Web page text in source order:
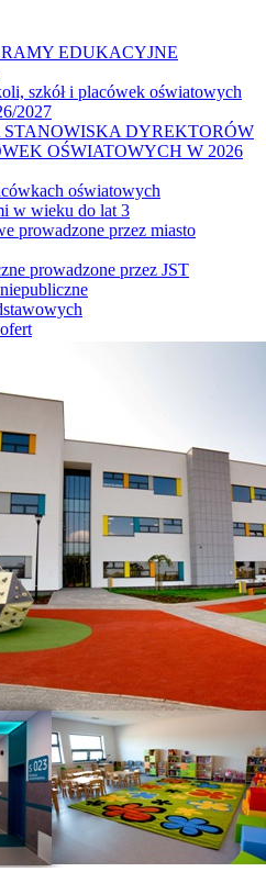
EDUKACYJNE
szkół i placówek oświatowych
2027
DYREKTORÓW
OŚWIATOWYCH W 2026
oświatowych
w wieku do lat 3
prowadzone przez miasto
prowadzone przez JST